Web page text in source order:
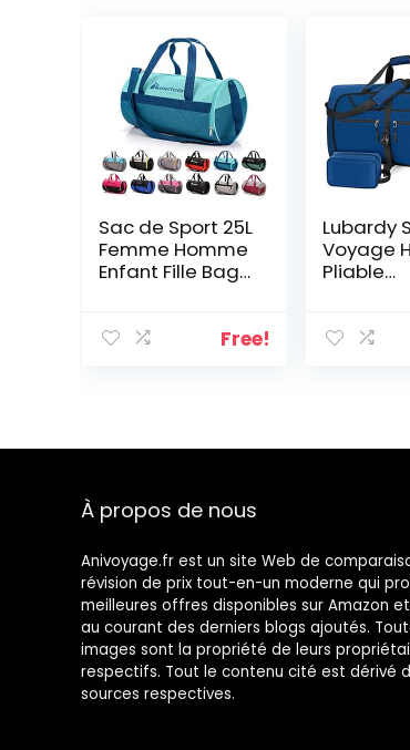
Sac de Sport 25L
Femme Homme
Enfant Fille Bag
Fitness Gym
Compartiment
Free!
Lubardy
Voyage
Pliable
Grand Sac
À propos de nous
Anivoyage.fr est un site Web de
révision de prix tout-en-un moderne qui
meilleures offres disponibles sur Amazon
au courant des derniers blogs ajoutés.
images sont la propriété de leurs
respectifs. Tout le contenu cité est dérivé
sources respectives.